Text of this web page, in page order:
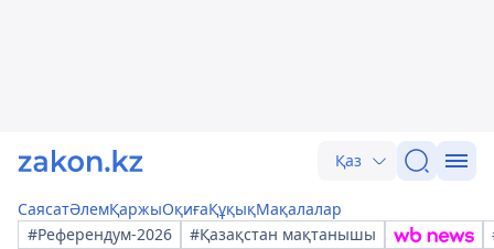
Қаз
СаясатӘлемҚаржыОқиғаҚұқықМақалалар
#Референдум-2026
#Қазақстан мақтанышы